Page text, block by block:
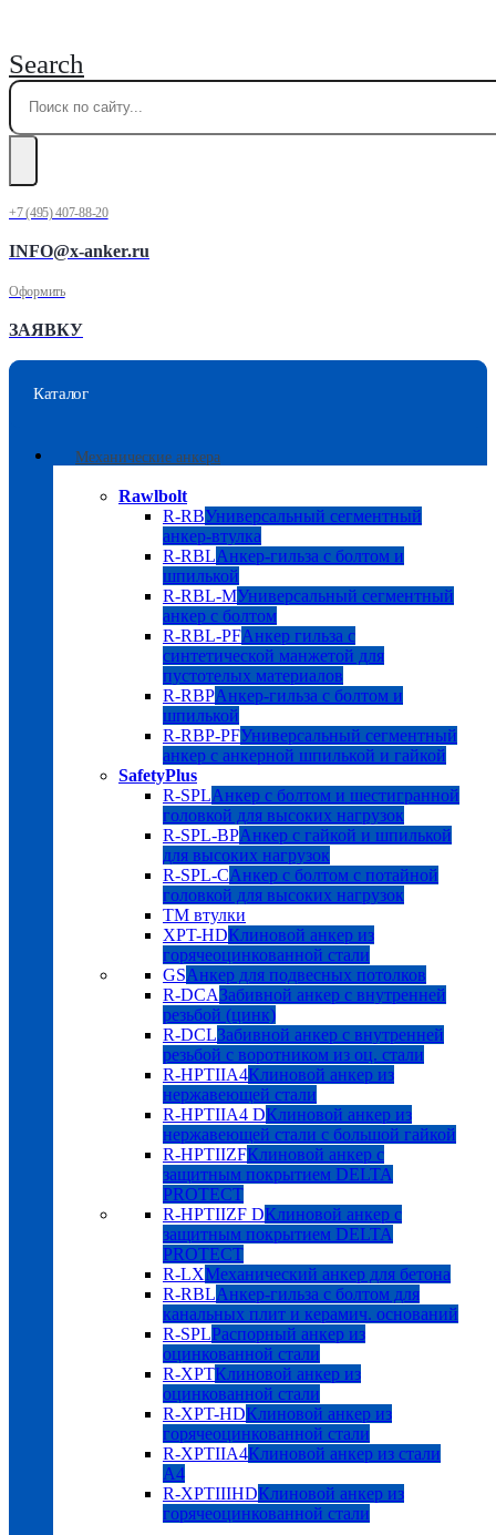
Search
+7 (495) 407-88-20
INFO@x-anker.ru
Оформить
ЗАЯВКУ
Каталог
Механические анкера
Rawlbolt
R-RBУниверсальный сегментный
анкер-втулка
R-RBLАнкер-гильза с болтом и
шпилькой
R-RBL-MУниверсальный сегментный
анкер с болтом
R-RBL-PFАнкер гильза с
синтетической манжетой для
пустотелых материалов
R-RBPАнкер-гильза с болтом и
шпилькой
R-RBP-PFУниверсальный сегментный
анкер с анкерной шпилькой и гайкой
SafetyPlus
R-SPLАнкер с болтом и шестигранной
головкой для высоких нагрузок
R-SPL-BPАнкер с гайкой и шпилькой
для высоких нагрузок
R-SPL-CАнкер с болтом с потайной
головкой для высоких нагрузок
TM втулки
XPT-HDКлиновой анкер из
горячеоцинкованной стали
GSАнкер для подвесных потолков
R-DCAЗабивной анкер с внутренней
резьбой (цинк)
R-DCLЗабивной анкер с внутренней
резьбой с воротником из оц. стали
R-HPTIIA4Клиновой анкер из
нержавеющей стали
R-HPTIIA4 DКлиновой анкер из
нержавеющей стали с большой гайкой
R-HPTIIZFКлиновой анкер с
защитным покрытием DELTA
PROTECT
R-HPTIIZF DКлиновой анкер с
защитным покрытием DELTA
PROTECT
R-LXМеханический анкер для бетона
R-RBLАнкер-гильза с болтом для
канальных плит и керамич. оснований
R-SPLРаспорный анкер из
оцинкованной стали
R-XPTКлиновой анкер из
оцинкованной стали
R-XPT-HDКлиновой анкер из
горячеоцинкованной стали
R-XPTIIA4Клиновой анкер из стали
А4
R-XPTIIIHDКлиновой анкер из
горячеоцинкованной стали